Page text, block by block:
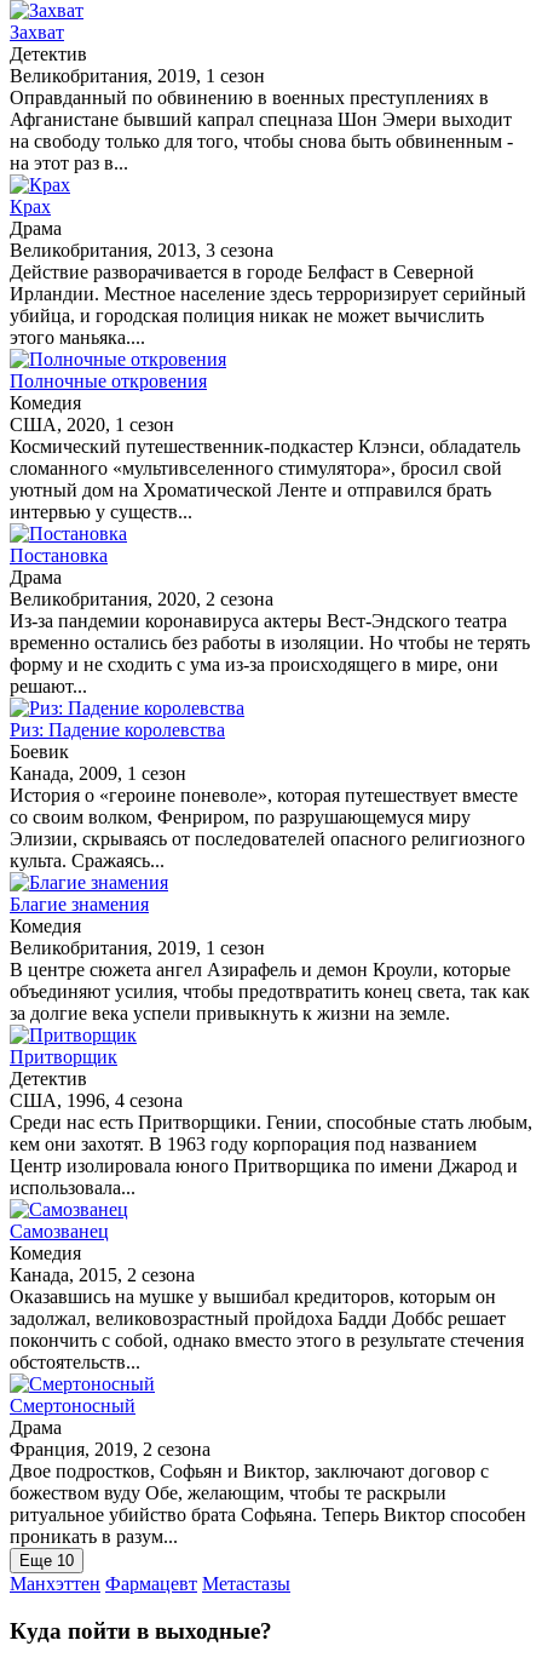
Захват
Детектив
Великобритания, 2019, 1 сезон
Оправданный по обвинению в военных преступлениях в
Афганистане бывший капрал спецназа Шон Эмери выходит
на свободу только для того, чтобы снова быть обвиненным -
на этот раз в...
Крах
Драма
Великобритания, 2013, 3 сезона
Действие разворачивается в городе Белфаст в Северной
Ирландии. Местное население здесь терроризирует серийный
убийца, и городская полиция никак не может вычислить
этого маньяка....
Полночные откровения
Комедия
США, 2020, 1 сезон
Космический путешественник-подкастер Клэнси, обладатель
сломанного «мультивселенного стимулятора», бросил свой
уютный дом на Хроматической Ленте и отправился брать
интервью у существ...
Постановка
Драма
Великобритания, 2020, 2 сезона
Из-за пандемии коронавируса актеры Вест-Эндского театра
временно остались без работы в изоляции. Но чтобы не терять
форму и не сходить с ума из-за происходящего в мире, они
решают...
Риз: Падение королевства
Боевик
Канада, 2009, 1 сезон
История о «героине поневоле», которая путешествует вместе
со своим волком, Фенриром, по разрушающемуся миру
Элизии, скрываясь от последователей опасного религиозного
культа. Сражаясь...
Благие знамения
Комедия
Великобритания, 2019, 1 сезон
В центре сюжета ангел Азирафель и демон Кроули, которые
объединяют усилия, чтобы предотвратить конец света, так как
за долгие века успели привыкнуть к жизни на земле.
Притворщик
Детектив
США, 1996, 4 сезона
Среди нас есть Притворщики. Гении, способные стать любым,
кем они захотят. В 1963 году корпорация под названием
Центр изолировала юного Притворщика по имени Джарод и
использовала...
Самозванец
Комедия
Канада, 2015, 2 сезона
Оказавшись на мушке у вышибал кредиторов, которым он
задолжал, великовозрастный пройдоха Бадди Доббс решает
покончить с собой, однако вместо этого в результате стечения
обстоятельств...
Смертоносный
Драма
Франция, 2019, 2 сезона
Двое подростков, Софьян и Виктор, заключают договор с
божеством вуду Обе, желающим, чтобы те раскрыли
ритуальное убийство брата Софьяна. Теперь Виктор способен
проникать в разум...
Еще 10
Манхэттен Фармацевт Метастазы
Куда пойти в выходные?